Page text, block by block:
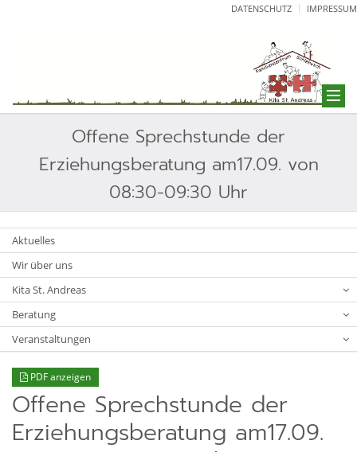
DATENSCHUTZ IMPRESSUM
Offene Sprechstunde der
Erziehungsberatung am17.09. von
08:30-09:30 Uhr
Aktuelles
Wir über uns
Kita St. Andreas
Beratung
Veranstaltungen
PDF anzeigen
Offene Sprechstunde der
Erziehungsberatung am17.09.